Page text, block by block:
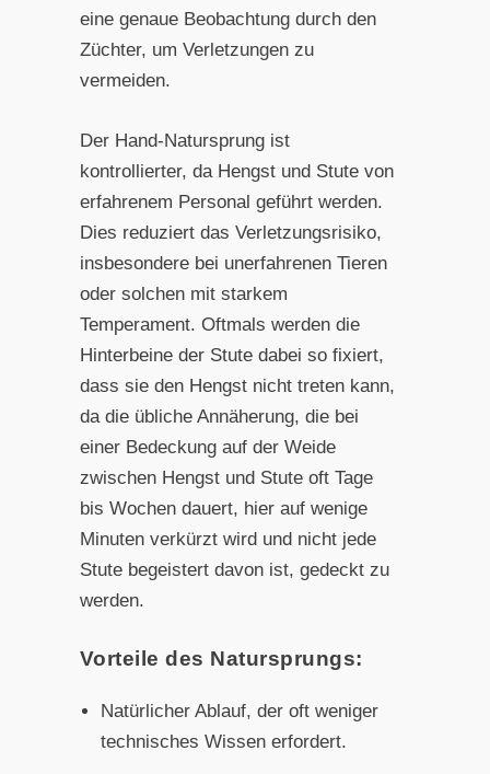
eine genaue Beobachtung durch den
Züchter, um Verletzungen zu
vermeiden.
Der Hand-Natursprung ist
kontrollierter, da Hengst und Stute von
erfahrenem Personal geführt werden.
Dies reduziert das Verletzungsrisiko,
insbesondere bei unerfahrenen Tieren
oder solchen mit starkem
Temperament. Oftmals werden die
Hinterbeine der Stute dabei so fixiert,
dass sie den Hengst nicht treten kann,
da die übliche Annäherung, die bei
einer Bedeckung auf der Weide
zwischen Hengst und Stute oft Tage
bis Wochen dauert, hier auf wenige
Minuten verkürzt wird und nicht jede
Stute begeistert davon ist, gedeckt zu
werden.
Vorteile des Natursprungs:
Natürlicher Ablauf, der oft weniger
technisches Wissen erfordert.